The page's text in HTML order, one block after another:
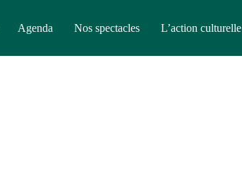
Agenda Nos spectacles L’action culturelle